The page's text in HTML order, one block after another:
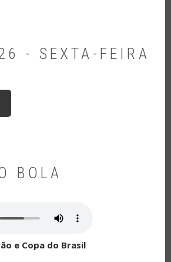
- SEXTA-FEIRA
BOLA
e Copa do Brasil